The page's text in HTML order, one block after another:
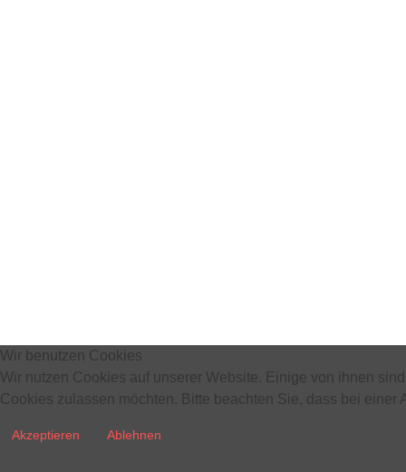
Wir benutzen Cookies
Wir nutzen Cookies auf unserer Website. Einige von ihnen
Cookies zulassen möchten. Bitte beachten Sie, dass bei
Akzeptieren Ablehnen